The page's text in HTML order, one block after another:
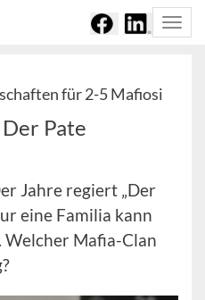
für 2-5 Mafiosi
Pate
Jahre regiert „Der
eine Familia kann
Welcher Mafia-Clan